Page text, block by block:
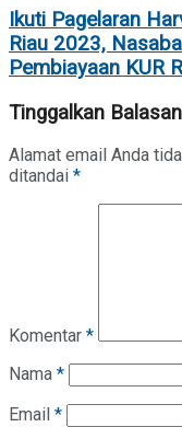
Ikuti Pagelaran
Riau 2023,
Pembiayaan KUR
Tinggalkan Balasan
Alamat email Anda
ditandai *
Komentar *
Nama *
Email *